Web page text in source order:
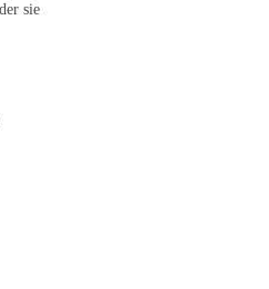
sie